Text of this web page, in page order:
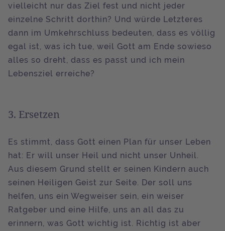
vielleicht nur das Ziel fest und nicht jeder
einzelne Schritt dorthin? Und würde Letzteres
dann im Umkehrschluss bedeuten, dass es völlig
egal ist, was ich tue, weil Gott am Ende sowieso
alles so dreht, dass es passt und ich mein
Lebensziel erreiche?
3. Ersetzen
Es stimmt, dass Gott einen Plan für unser Leben
hat: Er will unser Heil und nicht unser Unheil.
Aus diesem Grund stellt er seinen Kindern auch
seinen Heiligen Geist zur Seite. Der soll uns
helfen, uns ein Wegweiser sein, ein weiser
Ratgeber und eine Hilfe, uns an all das zu
erinnern, was Gott wichtig ist. Richtig ist aber